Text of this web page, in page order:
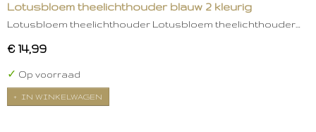
Lotusbloem theelichthouder blauw 2 kleurig
Lotusbloem theelichthouder Lotusbloem theelichthouder…
€ 14,99
✓ Op voorraad
IN WINKELWAGEN